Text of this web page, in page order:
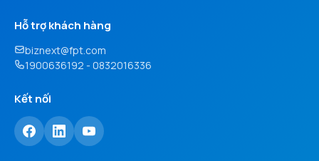
Hỗ trợ khách hàng
biznext@fpt.com
1900636192 - 0832016336
Kết nối